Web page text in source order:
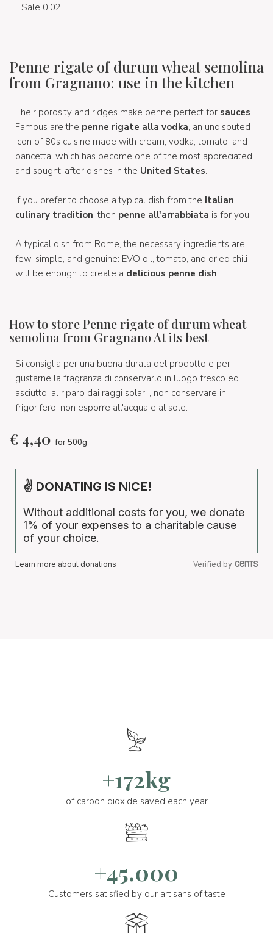
Sale 0,02
Penne rigate of durum wheat semolina
from Gragnano: use in the kitchen
Their porosity and ridges make penne perfect for sauces.
Famous are the penne rigate alla vodka, an undisputed
icon of 80s cuisine made with cream, vodka, tomato, and
pancetta, which has become one of the most appreciated
and sought-after dishes in the United States.
If you prefer to choose a typical dish from the Italian
culinary tradition, then penne all'arrabbiata is for you.
A typical dish from Rome, the necessary ingredients are
few, simple, and genuine: EVO oil, tomato, and dried chili
will be enough to create a delicious penne dish.
How to store Penne rigate of durum wheat
semolina from Gragnano At its best
Si consiglia per una buona durata del prodotto e per
gustarne la fragranza di conservarlo in luogo fresco ed
asciutto, al riparo dai raggi solari , non conservare in
frigorifero, non esporre all'acqua e al sole.
€ 4,40 for 500g
✌ DONATING IS NICE!
Without additional costs for you, we donate
1% of your expenses to a charitable cause
of your choice.
Learn more about donations Verified by
+172kg
of carbon dioxide saved each year
+45.000
Customers satisfied by our artisans of taste